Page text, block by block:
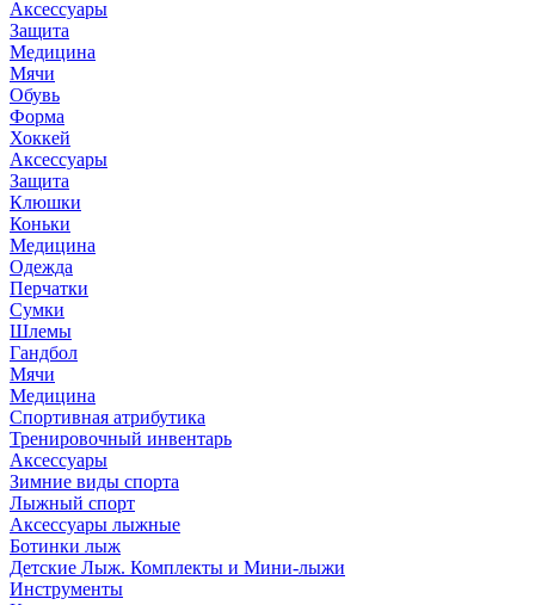
Аксессуары
Защита
Медицина
Мячи
Обувь
Форма
Хоккей
Аксессуары
Защита
Клюшки
Коньки
Медицина
Одежда
Перчатки
Сумки
Шлемы
Гандбол
Мячи
Медицина
Спортивная атрибутика
Тренировочный инвентарь
Аксессуары
Зимние виды спорта
Лыжный спорт
Аксессуары лыжные
Ботинки лыж
Детские Лыж. Комплекты и Мини-лыжи
Инструменты